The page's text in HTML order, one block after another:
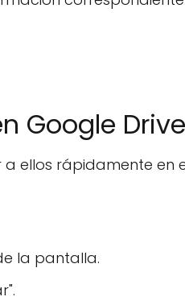
Google
ellos rápidamente en
la pantalla.